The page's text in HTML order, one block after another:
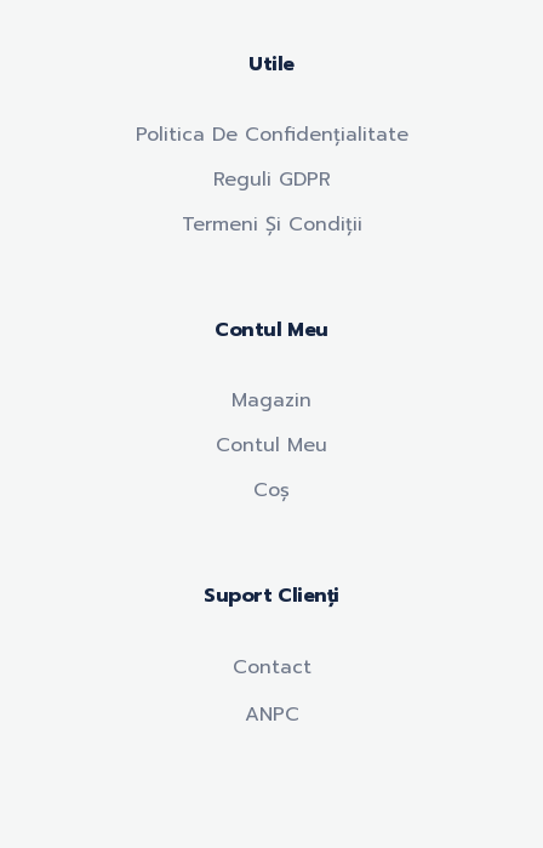
Utile
Politica De Confidențialitate
Reguli GDPR
Termeni Și Condiții
Contul Meu
Magazin
Contul Meu
Coș
Suport Clienți
Contact
ANPC